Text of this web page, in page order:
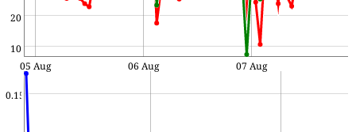
10
20
05 Aug 06 Aug 07 Aug
0.15